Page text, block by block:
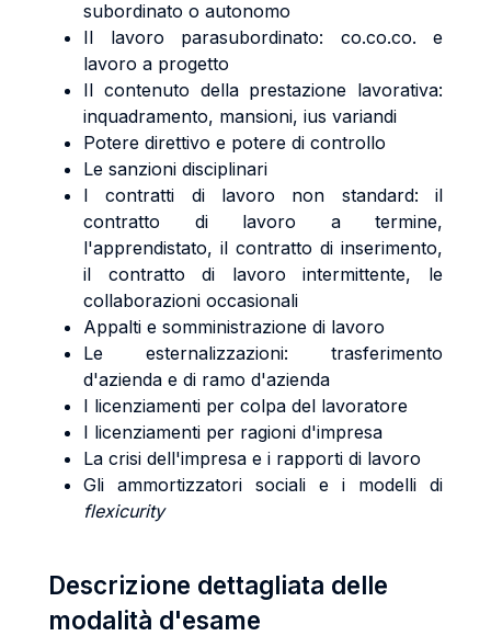
subordinato o autonomo
Il lavoro parasubordinato: co.co.co. e
lavoro a progetto
Il contenuto della prestazione lavorativa:
inquadramento, mansioni, ius variandi
Potere direttivo e potere di controllo
Le sanzioni disciplinari
I contratti di lavoro non standard: il
contratto di lavoro a termine,
l'apprendistato, il contratto di inserimento,
il contratto di lavoro intermittente, le
collaborazioni occasionali
Appalti e somministrazione di lavoro
Le esternalizzazioni: trasferimento
d'azienda e di ramo d'azienda
I licenziamenti per colpa del lavoratore
I licenziamenti per ragioni d'impresa
La crisi dell'impresa e i rapporti di lavoro
Gli ammortizzatori sociali e i modelli di
flexicurity
Descrizione dettagliata delle
modalità d'esame